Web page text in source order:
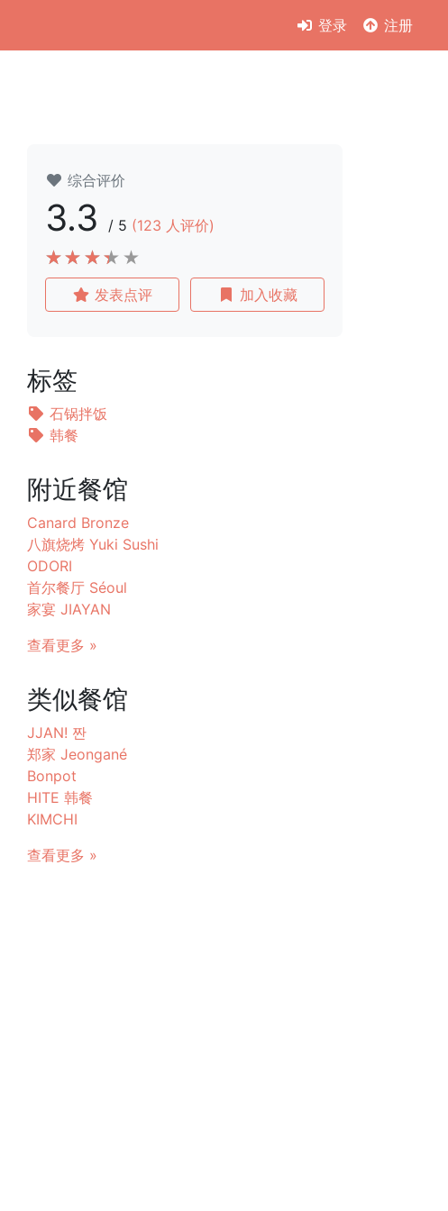
登录 注册
综合评价
3.3 / 5 (123 人评价)
发表点评 加入收藏
标签
石锅拌饭
韩餐
附近餐馆
Canard Bronze
八旗烧烤 Yuki Sushi
ODORI
首尔餐厅 Séoul
家宴 JIAYAN
查看更多 »
类似餐馆
JJAN! 짠
郑家 Jeongané
Bonpot
HITE 韩餐
KIMCHI
查看更多 »